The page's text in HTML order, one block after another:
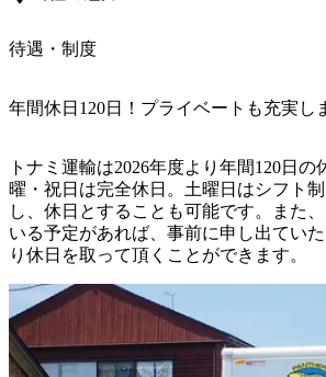
待遇・制度
年間休日120日！プライベートも充実し
トナミ運輸は2026年度より年間120日の
曜・祝日は完全休日。土曜日はシフト
し、休日とすることも可能です。また
いる予定があれば、事前に申し出てい
り休日を取って頂くことができます。